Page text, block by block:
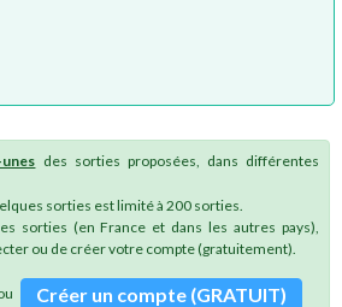
des sorties proposées, dans différentes
sorties est limité à 200 sorties.
sorties (en France et dans les autres pays),
ou de créer votre compte (gratuitement).
Créer un compte (GRATUIT)